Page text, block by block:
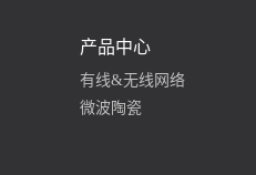
产品中心
有线&无线网络
微波陶瓷